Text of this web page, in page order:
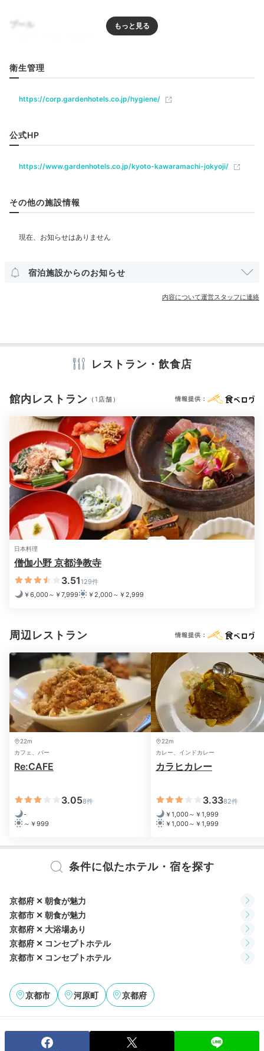
迫力ある水墨画アートが目を引く大浴場。全身を伸ばし
す。深夜25時まで開いているのが嬉しいですね。
張りつけてあり良かったです。特徴や感想が参考になり朝食が楽し
22:00
シックな部屋着に
身を包んで就寝
お風呂の後は、肌触りの良いルームウェアに着替えてま
2日目
Morning
06:50
「朝のお勤め」体験
「朝のお勤め」に参加して、清々しい朝を過ごしてみま
よ。利用希望の場合は、チェックイン時に予約をしてく
ださいね。
このレストランは単に朝食会場ではなく、ランチ
やディナーも食べられるレストランとして営業し
御膳形式で、「紫雲」「光明」「青蓮」の３種類
13種類のおかずはどのコースも共通で、メインの
ごはんとデザートが違います。
ごはんはおかわりできます。
どれも薄味の上品な味付けでとても美味しくいた
だきました。
立地・設備・雰囲気・食事も文句なしのホテル
なのか気になるところです。
ら、お部屋が暑いので、この時期、朝晩は涼しい
プール
リラクゼーション
ベビー＆子供関連
部屋情報
洋室
インターネット利用可能
その他館内施設
お茶セット 電気ポット
衛生管理
https://corp.gardenhotels.co.jp/hygiene/
公式HP
https://www.gardenhotels.co.jp/kyoto-kawaramachi-jokyoji/
その他の施設情報
宿泊施設からのお知らせ
内容について運営スタッフに連絡
レストラン・飲食店
館内レストラン （1店舗） 情報提供：
日本料理
僧伽小野 京都浄教寺
3.51129件
￥6,000～￥7,999
￥2,000～￥2,999
周辺レストラン 情報提供：
22m
カフェ、バー
Re:CAFE
3.058件
-
～￥999
22m
カレー、インドカレー
カラヒカレー
3.3382件
￥1,000～￥1,999
￥1,000～￥1,999
条件に似たホテル・宿を探す
京都府 ✕ 朝食が魅力
京都市 ✕ 朝食が魅力
京都府 ✕ 大浴場あり
京都府 ✕ コンセプトホテル
京都市 ✕ コンセプトホテル
京都市 河原町 京都府